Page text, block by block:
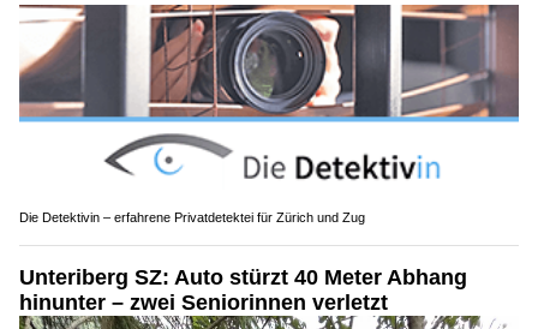
Die Detektivin – erfahrene Privatdetektei für Zürich und Zug
Unteriberg SZ: Auto stürzt 40 Meter Abhang
hinunter – zwei Seniorinnen verletzt